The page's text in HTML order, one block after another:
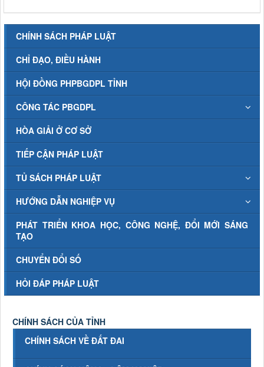
CHÍNH SÁCH PHÁP LUẬT
CHỈ ĐẠO, ĐIỀU HÀNH
HỘI ĐỒNG PHPBGDPL TỈNH
CÔNG TÁC PBGDPL
HÒA GIẢI Ở CƠ SỞ
TIẾP CẬN PHÁP LUẬT
TỦ SÁCH PHÁP LUẬT
HƯỚNG DẪN NGHIỆP VỤ
PHÁT TRIỂN KHOA HỌC, CÔNG NGHỆ, ĐỔI MỚI SÁNG
TẠO
CHUYỂN ĐỔI SỐ
HỎI ĐÁP PHÁP LUẬT
CHÍNH SÁCH CỦA TỈNH
CHÍNH SÁCH VỀ ĐẤT ĐAI